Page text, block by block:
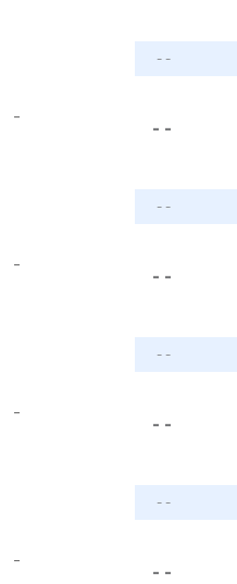
- -
-
- -
- -
-
- -
- -
-
- -
- -
-
- -